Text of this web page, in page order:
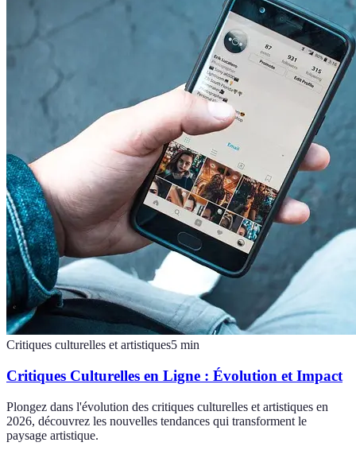
Critiques culturelles et artistiques5 min
Critiques Culturelles en Ligne : Évolution et Impact
Plongez dans l'évolution des critiques culturelles et artistiques en
2026, découvrez les nouvelles tendances qui transforment le
paysage artistique.